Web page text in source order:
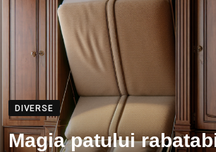
DIVERSE
Magia patului